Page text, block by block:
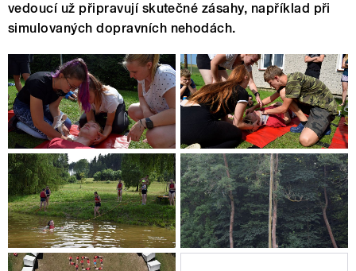
vedoucí už připravují skutečné zásahy, například při
simulovaných dopravních nehodách.